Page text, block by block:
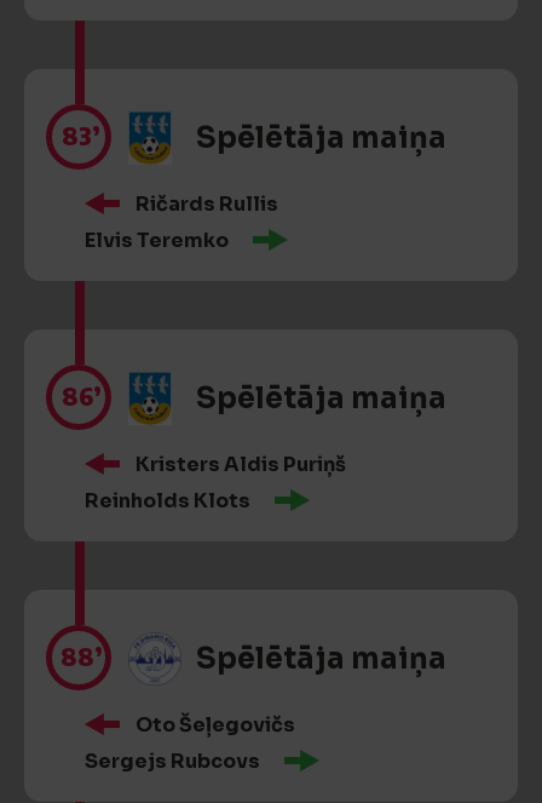
83’ Spēlētāja maiņa
Ričards Rullis
Elvis Teremko
86’ Spēlētāja maiņa
Kristers Aldis Puriņš
Reinholds Klots
88’ Spēlētāja maiņa
Oto Šeļegovičs
Sergejs Rubcovs